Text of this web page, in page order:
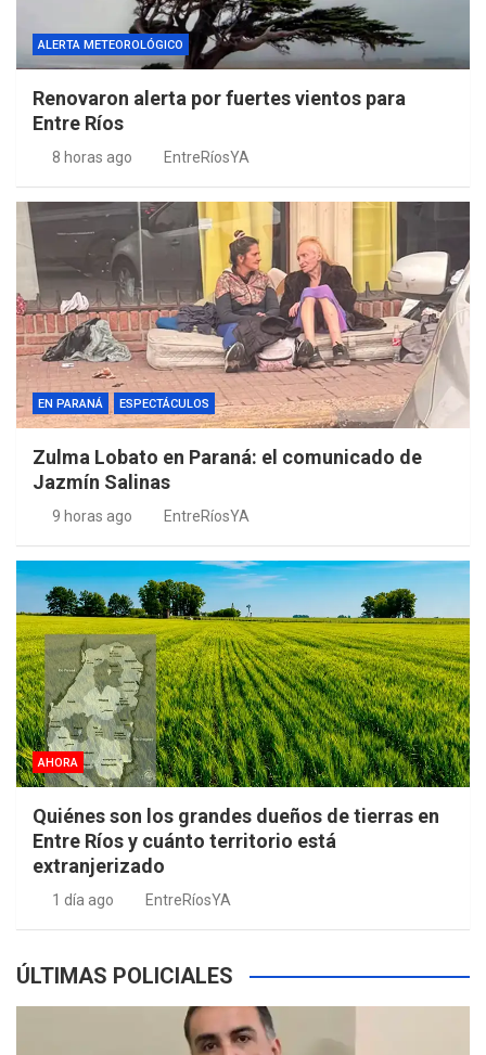
ALERTA METEOROLÓGICO
Renovaron alerta por fuertes vientos para
Entre Ríos
8 horas ago EntreRíosYA
EN PARANÁ ESPECTÁCULOS
Zulma Lobato en Paraná: el comunicado de
Jazmín Salinas
9 horas ago EntreRíosYA
AHORA
Quiénes son los grandes dueños de tierras en
Entre Ríos y cuánto territorio está
extranjerizado
1 día ago EntreRíosYA
ÚLTIMAS POLICIALES